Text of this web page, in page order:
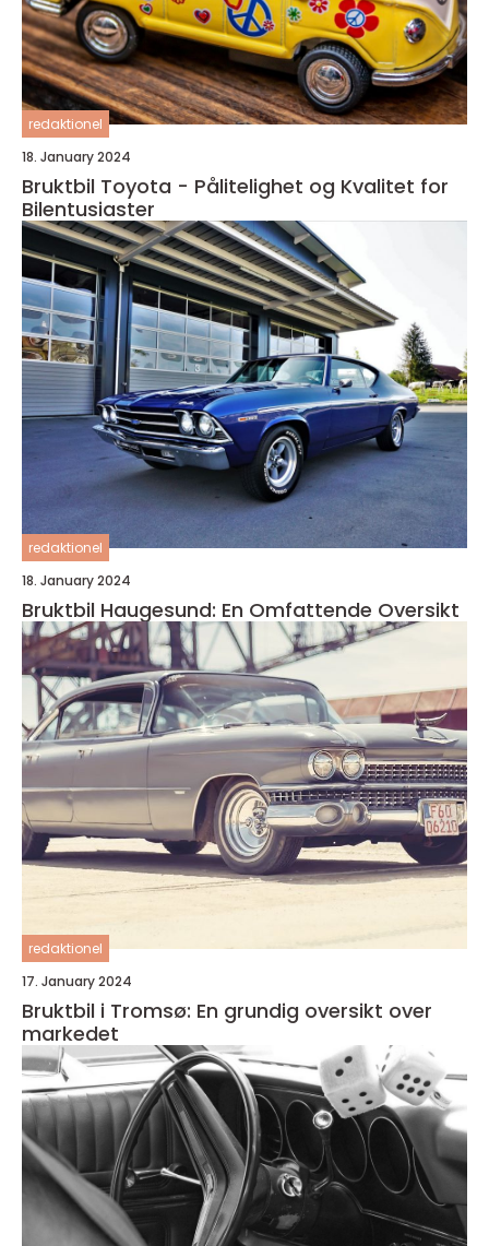
redaktionel
18. January 2024
Bruktbil Toyota - Pålitelighet og Kvalitet for
Bilentusiaster
redaktionel
18. January 2024
Bruktbil Haugesund: En Omfattende Oversikt
redaktionel
17. January 2024
Bruktbil i Tromsø: En grundig oversikt over
markedet